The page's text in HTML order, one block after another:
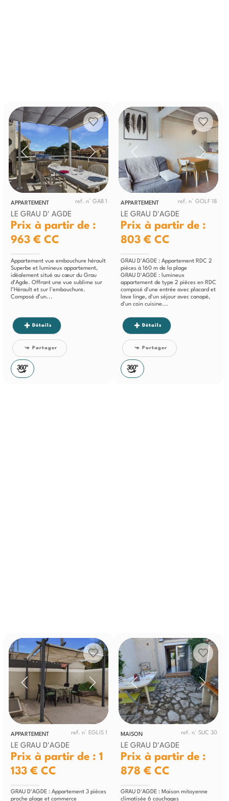
APPARTEMENT ref. n° GAB 1
LE GRAU D' AGDE
Prix à partir de :
963 € CC
Appartement vue embouchure hérault
Superbe et lumineux appartement,
idéalement situé au cœur du Grau
d’Agde. Offrant une vue sublime sur
l’Hérault et sur l'embouchure.
Composé d’un...
Détails
Partager
APPARTEMENT ref. n° GOLF 18
LE GRAU D'AGDE
Prix à partir de :
803 € CC
GRAU D'AGDE : Appartement RDC 2
pièces à 160 m de la plage
GRAU D'AGDE : lumineux
appartement de type 2 pièces en RDC
composé d'une entrée avec placard et
lave linge, d'un séjour avec canapé,
d'un coin cuisine...
Détails
Partager
APPARTEMENT ref. n° EGLIS 1
LE GRAU D'AGDE
Prix à partir de : 1
133 € CC
GRAU D'AGDE : Appartement 3 pièces
proche plage et commerce
MAISON ref. n° SUC 30
LE GRAU D'AGDE
Prix à partir de :
878 € CC
GRAU D'AGDE : Maison mitoyenne
climatisée 6 couchages